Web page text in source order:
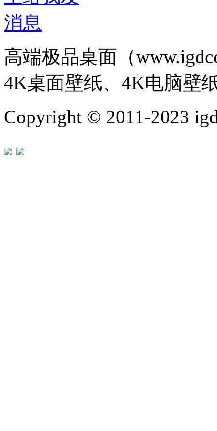
高端极品桌面（
4K桌面壁纸、4K电脑壁
Copyright © 2011-2023